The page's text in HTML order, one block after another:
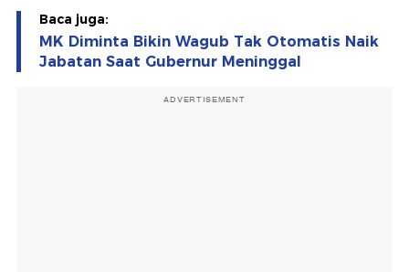
Baca juga:
MK Diminta Bikin Wagub Tak Otomatis Naik
Jabatan Saat Gubernur Meninggal
ADVERTISEMENT